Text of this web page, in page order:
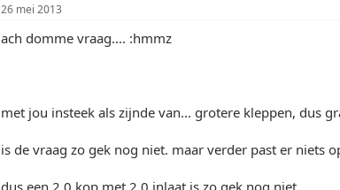
26 mei 2013
ach domme vraag.... :hmmz
met jou insteek als zijnde van... grotere kleppen, dus
is de vraag zo gek nog niet. maar verder past er niets
dus een 2.0 kop met 2.0 inlaat is zo gek nog niet.